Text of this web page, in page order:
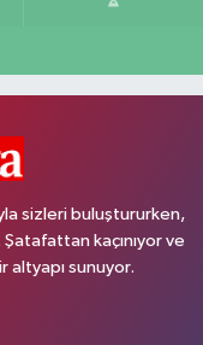
sizleri buluştururken,
kaçınıyor ve
altyapı sunuyor.